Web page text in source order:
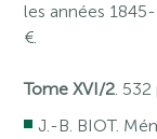
les années
€.
Tome XVI/2. 532
J.-B. BIOT.